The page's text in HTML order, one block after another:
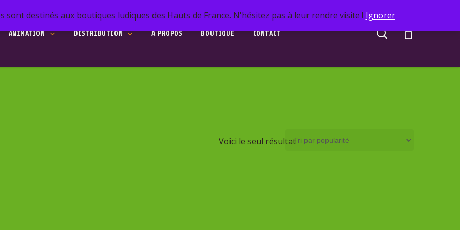
destinés aux boutiques ludiques des Hauts de France. N'hésitez pas à leur rendre visite ! Ignorer
ANIMATION DISTRIBUTION A PROPOS BOUTIQUE CONTACT search
Voici le seul résultat